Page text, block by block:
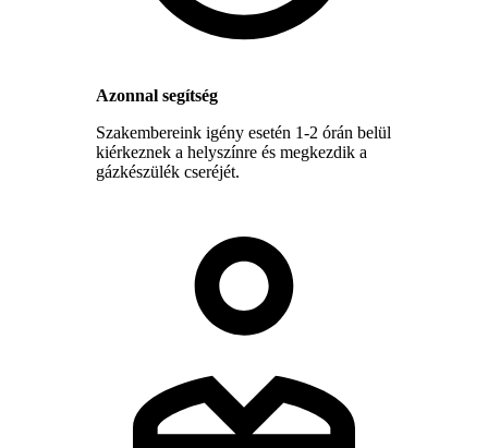
Azonnal segítség
Szakembereink igény esetén 1-2 órán belül
kiérkeznek a helyszínre és megkezdik a
gázkészülék cseréjét.